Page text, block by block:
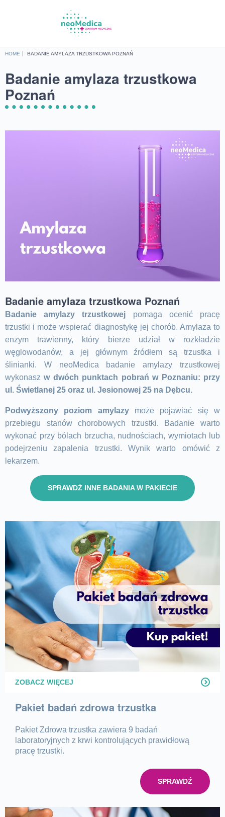
HOME BADANIE AMYLAZA TRZUSTKOWA POZNAŃ
Badanie amylaza trzustkowa
Poznań
Badanie amylaza trzustkowa Poznań
Badanie amylazy trzustkowej pomaga ocenić pracę
trzustki i może wspierać diagnostykę jej chorób. Amylaza to
enzym trawienny, który bierze udział w rozkładzie
węglowodanów, a jej głównym źródłem są trzustka i
ślinianki. W neoMedica badanie amylazy trzustkowej
wykonaszw dwóch punktach pobrań w Poznaniu: przy
ul. Świetlanej 25 oraz ul. Jesionowej 25 na Dębcu.
Podwyższony poziom amylazymoże pojawiać się w
przebiegu stanów chorobowych trzustki. Badanie warto
wykonać przy bólach brzucha, nudnościach, wymiotach lub
podejrzeniu zapalenia trzustki. Wynik warto omówić z
lekarzem.
SPRAWDŹ INNE BADANIA W PAKIECIE
ZOBACZ WIĘCEJ
Pakiet badań zdrowa trzustka
Pakiet Zdrowa trzustka zawiera 9 badań
laboratoryjnych z krwi kontrolujących prawidłową
pracę trzustki.
SPRAWDŹ